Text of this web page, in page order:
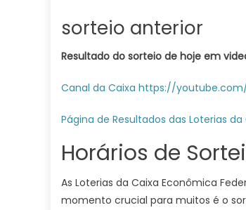
sorteio anterior
Resultado do sorteio de hoje em
Canal da Caixa https://
Página de Resultados das Loterias da
Horários de
As Loterias da Caixa Econômica
momento crucial para muitos é o